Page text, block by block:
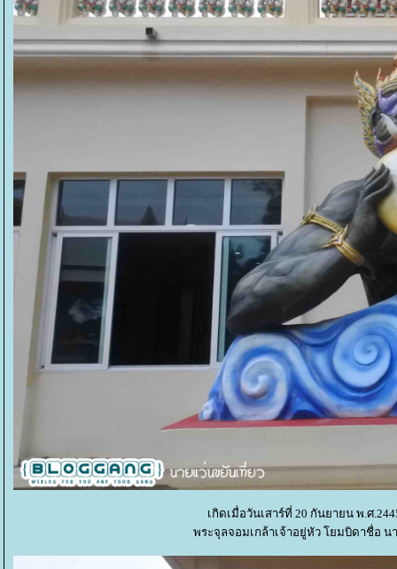
เกิดเมื่อวันเสาร์ที่ 20 กันยายน พ.ศ
พระจุลจอมเกล้าเจ้าอยู่หัว โยมบิดาชื่อ